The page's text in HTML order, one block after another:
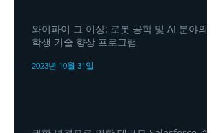
와이파이 그 이상: 로봇 공학 및 AI 분야의
학생 기술 향상 프로그램
2023년 10월 31일